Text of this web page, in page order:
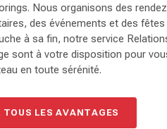
Nous organisons des
des événements et des
à sa fin, notre service
sont à votre disposition pour
en toute sérénité.
TOUS LES AVANTAGES